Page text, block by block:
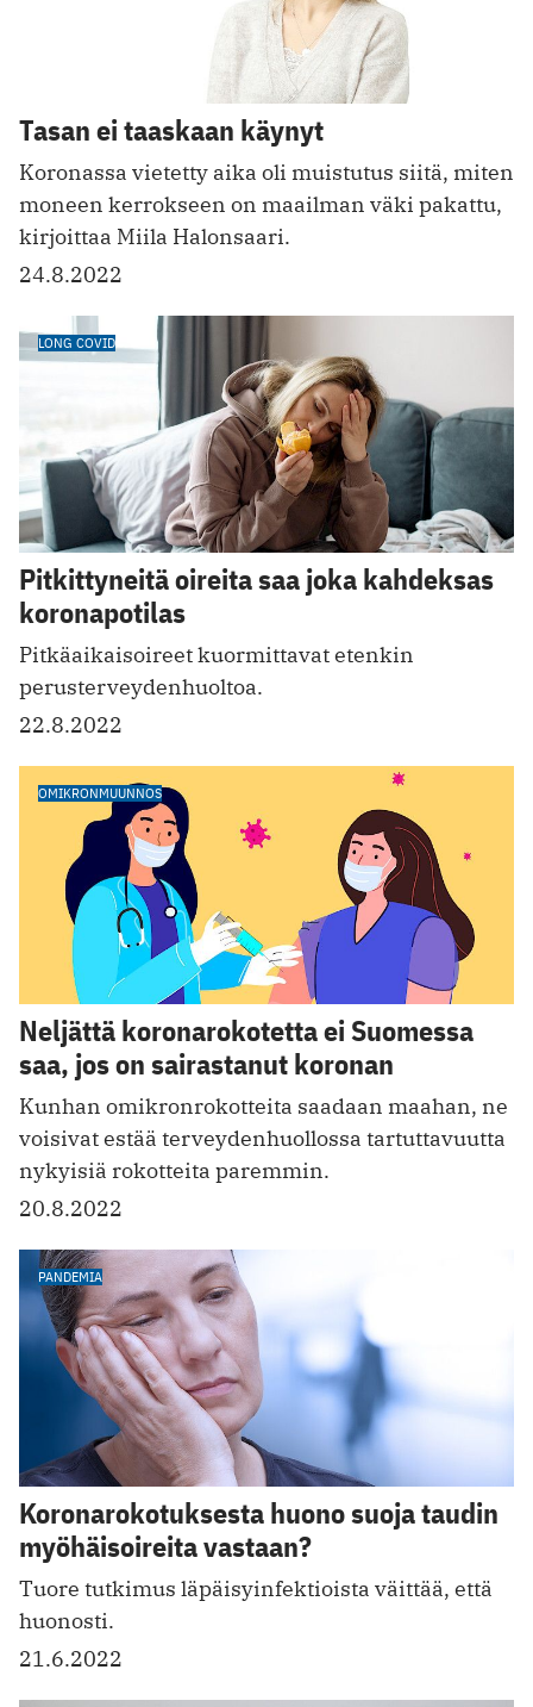
Tasan ei taaskaan käynyt
Koronassa vietetty aika oli muistutus siitä, miten
moneen kerrokseen on maailman väki pakattu,
kirjoittaa Miila Halonsaari.
24.8.2022
LONG COVID
Pitkittyneitä oireita saa joka kahdeksas
koronapotilas
Pitkäaikaisoireet kuormittavat etenkin
perusterveydenhuoltoa.
22.8.2022
OMIKRONMUUNNOS
Neljättä koronarokotetta ei Suomessa
saa, jos on sairastanut koronan
Kunhan omikronrokotteita saadaan maahan, ne
voisivat estää terveydenhuollossa tartuttavuutta
nykyisiä rokotteita paremmin.
20.8.2022
PANDEMIA
Koronarokotuksesta huono suoja taudin
myöhäisoireita vastaan?
Tuore tutkimus läpäisyinfektioista väittää, että
huonosti.
21.6.2022